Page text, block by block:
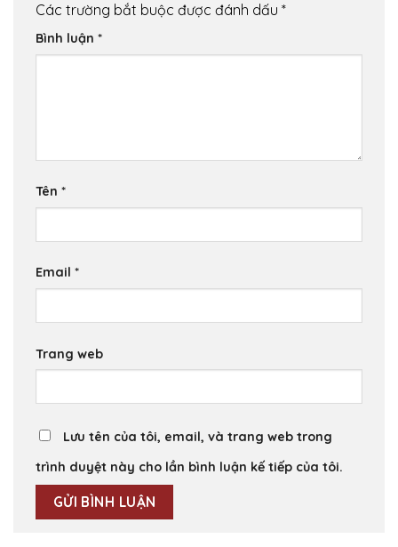
Các trường bắt buộc được đánh dấu *
Bình luận *
Tên *
Email *
Trang web
Lưu tên của tôi, email, và trang web trong
trình duyệt này cho lần bình luận kế tiếp của tôi.